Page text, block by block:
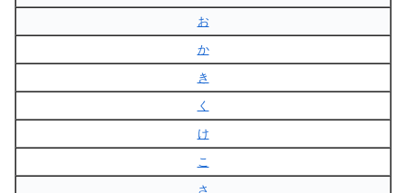
お
か
き
く
け
こ
さ